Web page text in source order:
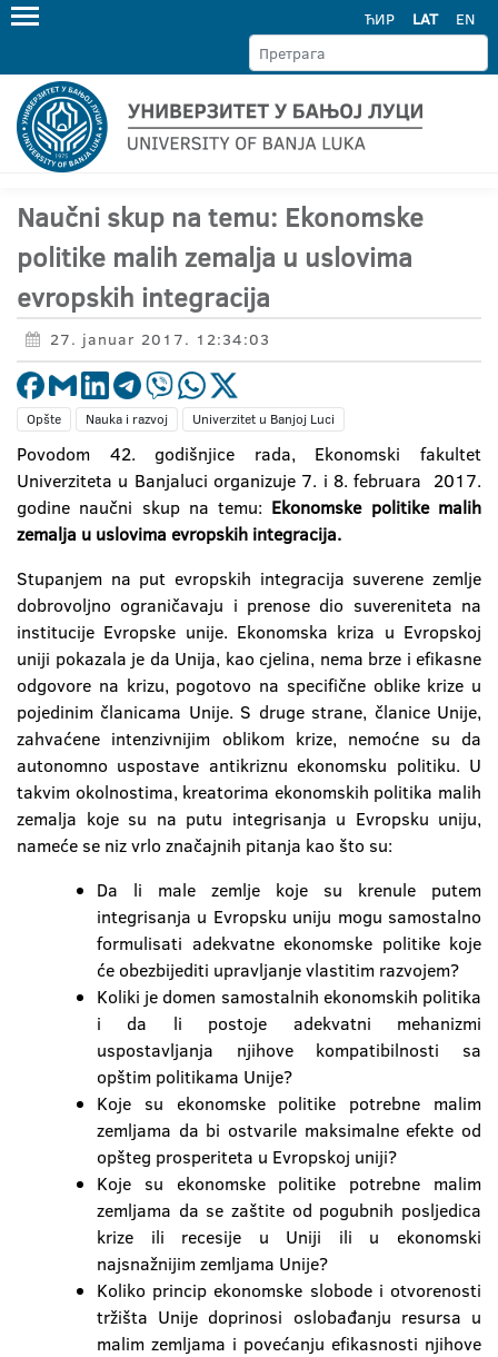
ЋИР LAT EN
Naučni skup na temu: Ekonomske
politike malih zemalja u uslovima
evropskih integracija
27. januar 2017. 12:34:03
Opšte Nauka i razvoj Univerzitet u Banjoj Luci
Povodom 42. godišnjice rada, Ekonomski fakultet
Univerziteta u Banjaluci organizuje 7. i 8. februara 2017.
godine naučni skup na temu: Ekonomske politike malih
zemalja u uslovima evropskih integracija.
Stupanjem na put evropskih integracija suverene zemlje
dobrovoljno ograničavaju i prenose dio suvereniteta na
institucije Evropske unije. Ekonomska kriza u Evropskoj
uniji pokazala je da Unija, kao cjelina, nema brze i efikasne
odgovore na krizu, pogotovo na specifične oblike krize u
pojedinim članicama Unije. S druge strane, članice Unije,
zahvaćene intenzivnijim oblikom krize, nemoćne su da
autonomno uspostave antikriznu ekonomsku politiku. U
takvim okolnostima, kreatorima ekonomskih politika malih
zemalja koje su na putu integrisanja u Evropsku uniju,
nameće se niz vrlo značajnih pitanja kao što su:
Da li male zemlje koje su krenule putem
integrisanja u Evropsku uniju mogu samostalno
formulisati adekvatne ekonomske politike koje
će obezbijediti upravljanje vlastitim razvojem?
Koliki je domen samostalnih ekonomskih politika
i da li postoje adekvatni mehanizmi
uspostavljanja njihove kompatibilnosti sa
opštim politikama Unije?
Koje su ekonomske politike potrebne malim
zemljama da bi ostvarile maksimalne efekte od
opšteg prosperiteta u Evropskoj uniji?
Koje su ekonomske politike potrebne malim
zemljama da se zaštite od pogubnih posljedica
krize ili recesije u Uniji ili u ekonomski
najsnažnijim zemljama Unije?
Koliko princip ekonomske slobode i otvorenosti
tržišta Unije doprinosi oslobađanju resursa u
malim zemljama i povećanju efikasnosti njihove